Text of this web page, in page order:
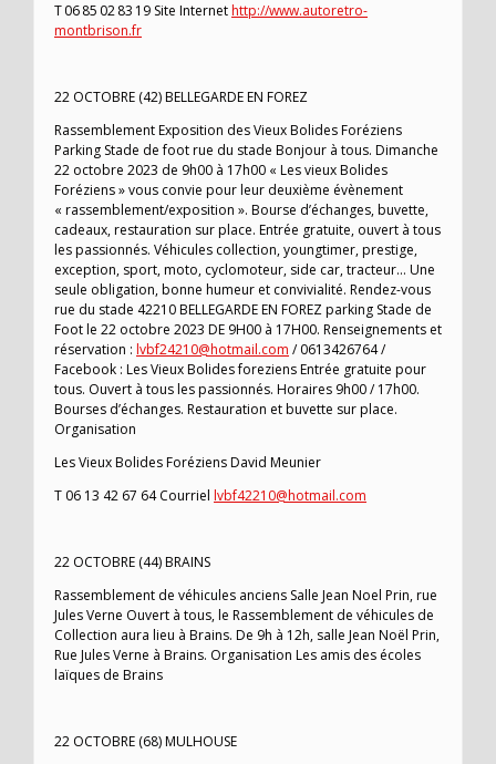
T 06 85 02 83 19 Site Internethttp://www.autoretro-
montbrison.fr
22 OCTOBRE (42) BELLEGARDE EN FOREZ
Rassemblement Exposition des Vieux Bolides Foréziens
Parking Stade de foot rue du stade Bonjour à tous. Dimanche
22 octobre 2023 de 9h00 à 17h00 « Les vieux Bolides
Foréziens » vous convie pour leur deuxième évènement
« rassemblement/exposition ». Bourse d’échanges, buvette,
cadeaux, restauration sur place. Entrée gratuite, ouvert à tous
les passionnés. Véhicules collection, youngtimer, prestige,
exception, sport, moto, cyclomoteur, side car, tracteur… Une
seule obligation, bonne humeur et convivialité. Rendez-vous
rue du stade 42210 BELLEGARDE EN FOREZ parking Stade de
Foot le 22 octobre 2023 DE 9H00 à 17H00. Renseignements et
réservation : lvbf24210@hotmail.com / 0613426764 /
Facebook : Les Vieux Bolides foreziens Entrée gratuite pour
tous. Ouvert à tous les passionnés. Horaires 9h00 / 17h00.
Bourses d’échanges. Restauration et buvette sur place.
Organisation
Les Vieux Bolides Foréziens David Meunier
T 06 13 42 67 64 Courriel lvbf42210@hotmail.com
22 OCTOBRE (44) BRAINS
Rassemblement de véhicules anciens Salle Jean Noel Prin, rue
Jules Verne Ouvert à tous, le Rassemblement de véhicules de
Collection aura lieu à Brains. De 9h à 12h, salle Jean Noël Prin,
Rue Jules Verne à Brains. Organisation Les amis des écoles
laïques de Brains
22 OCTOBRE (68) MULHOUSE